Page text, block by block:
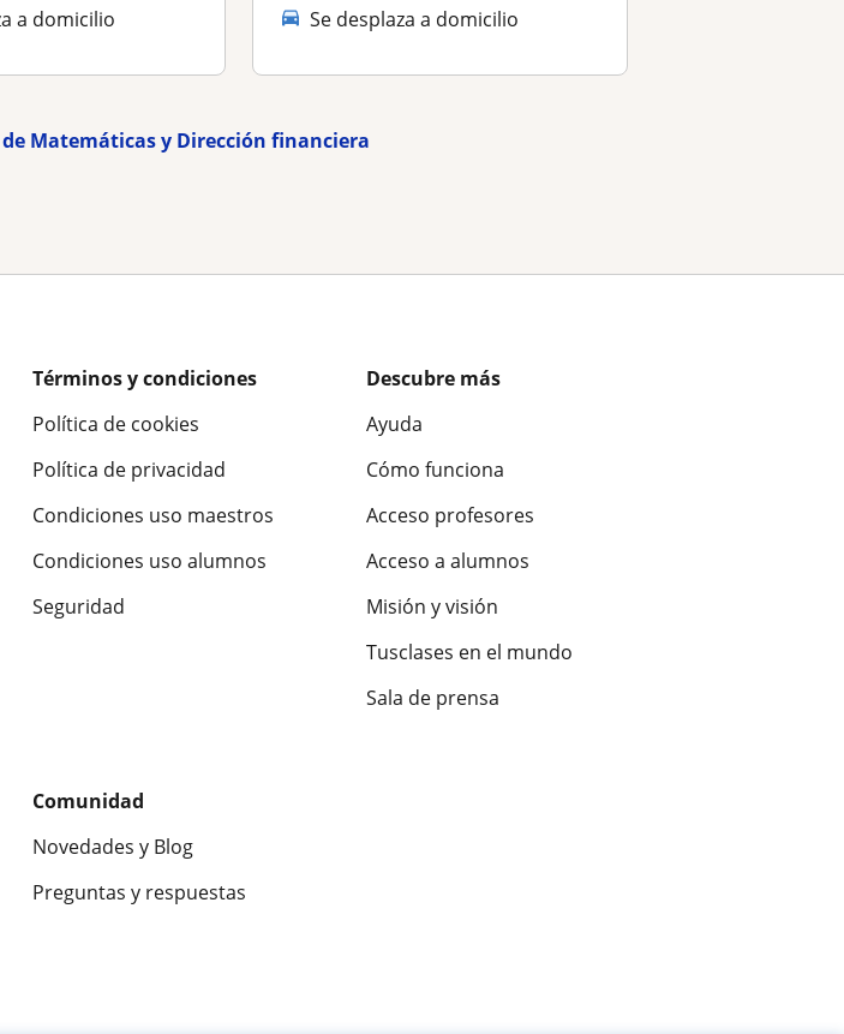
a domicilio
Se desplaza a domicilio
Matemáticas y Dirección financiera
Términos y condiciones
Política de cookies
Política de privacidad
Condiciones uso maestros
Condiciones uso alumnos
Seguridad
Descubre más
Ayuda
Cómo funciona
Acceso profesores
Acceso a alumnos
Misión y visión
Tusclases en el mundo
Sala de prensa
Comunidad
Novedades y Blog
Preguntas y respuestas